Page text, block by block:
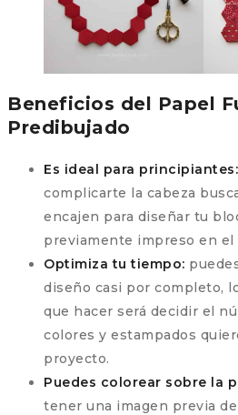
Beneficios del Papel
Predibujado
Es ideal para principiantes:
complicarte la cabeza
encajen para diseñar tu
previamente impreso en el
Optimiza tu tiempo:
diseño casi por completo,
que hacer será decidir el
colores y estampados
proyecto.
Puedes colorear sobre la
tener una imagen previa